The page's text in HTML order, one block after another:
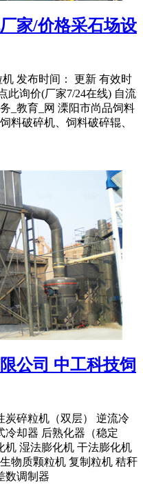
家/价格采石场设
发布时间： 更新 有效时
此询价(厂家7/24在线) 自流
_教育_网 溧阳市尚品饲料
料破碎机、饲料破碎辊、
公司 中工科技饲
炭碎粒机（双层） 逆流冷
冷却器 后熟化器（稳定
机 湿法膨化机 干法膨化机
物质颗粒机 复制粒机 秸秆
数调制器